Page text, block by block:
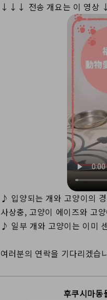
↓↓↓ 전송 개요는 이 영상
♪ 입양되는 개와 고양이의
사상충, 고양이 에이즈와 고
♪ 일부 개와 고양이는 이미
여러분의 연락을 기다리겠습
후쿠시마동